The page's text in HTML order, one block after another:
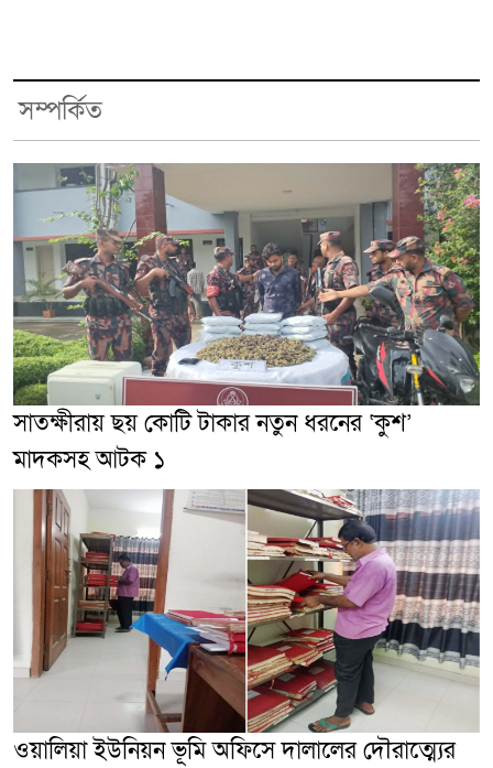
সম্পর্কিত
সাতক্ষীরায় ছয় কোটি টাকার নতুন ধরনের ‘কুশ’
মাদকসহ আটক ১
ওয়ালিয়া ইউনিয়ন ভূমি অফিসে দালালের দৌরাত্ম্যের